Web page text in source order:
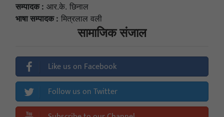
सम्पादक : आर.के. छिनाल
भाषा सम्पादक : मित्रलाल वली
सामाजिक संजाल
Like us on Facebook
Follow us on Twitter